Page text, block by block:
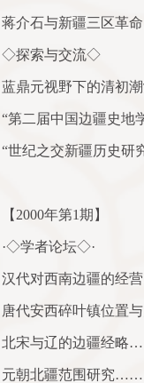
蒋介石与新疆三
◇探索与交流◇
蓝鼎元视野下的
“第二届中国边疆
“世纪之交新疆历史
【 2000年第1期】
·◇学者论坛◇·
汉代对西南边疆
唐代安西碎叶镇
北宋与辽的边疆
元朝北疆范围